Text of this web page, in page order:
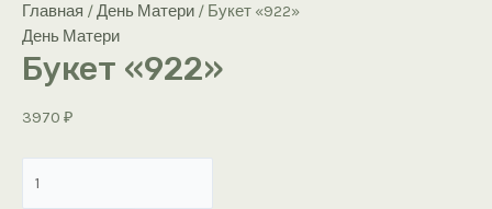
Главная /День Матери / Букет «922»
День Матери
Букет «922»
3970 ₽
товара